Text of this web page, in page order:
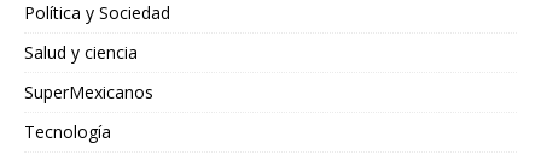
Política y Sociedad
Salud y ciencia
SuperMexicanos
Tecnología